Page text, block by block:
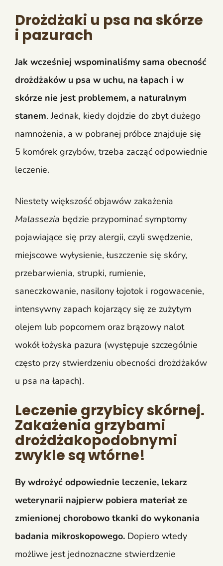
Drożdżaki u psa na skórze
i pazurach
Jak wcześniej wspominaliśmy sama obecność
drożdżaków u psa w uchu, na łapach i w
skórze nie jest problemem, a naturalnym
stanem. Jednak, kiedy dojdzie do zbyt dużego
namnożenia, a w pobranej próbce znajduje się
5 komórek grzybów, trzeba zacząć odpowiednie
leczenie.
Niestety większość objawów zakażenia
Malassezia będzie przypominać symptomy
pojawiające się przy alergii, czyli swędzenie,
miejscowe wyłysienie, łuszczenie się skóry,
przebarwienia, strupki, rumienie,
saneczkowanie, nasilony łojotok i rogowacenie,
intensywny zapach kojarzący się ze zużytym
olejem lub popcornem oraz brązowy nalot
wokół łożyska pazura (występuje szczególnie
często przy stwierdzeniu obecności drożdżaków
u psa na łapach).
Leczenie grzybicy skórnej.
Zakażenia grzybami
drożdżakopodobnymi
zwykle są wtórne!
By wdrożyć odpowiednie leczenie, lekarz
weterynarii najpierw pobiera materiał ze
zmienionej chorobowo tkanki do wykonania
badania mikroskopowego. Dopiero wtedy
możliwe jest jednoznaczne stwierdzenie